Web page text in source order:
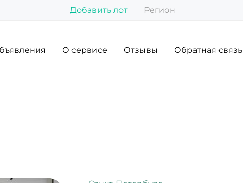
Добавить лот Регион
О сервисе Отзывы Обратная связь